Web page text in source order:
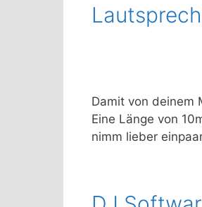
Damit von deinem
Eine Länge von
nimm lieber